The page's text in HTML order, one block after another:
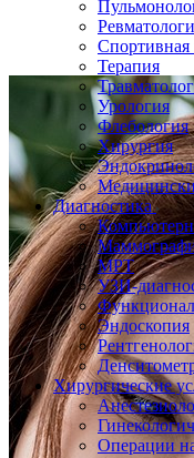
Терапия
Урология
Флебология
Хирургия
Диагностика
МРТ
УЗИ-
Эндоскопия
Хирургические
Операции